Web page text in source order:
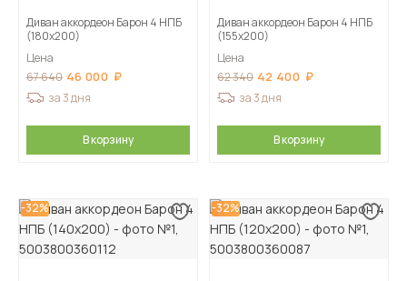
Диван аккордеон Барон 4 НПБ
(180х200)
Цена
67 640 46 000
за 3 дня
В корзину
Диван аккордеон Барон 4 НПБ
(155х200)
Цена
62 340 42 400
за 3 дня
В корзину
-32% -32%